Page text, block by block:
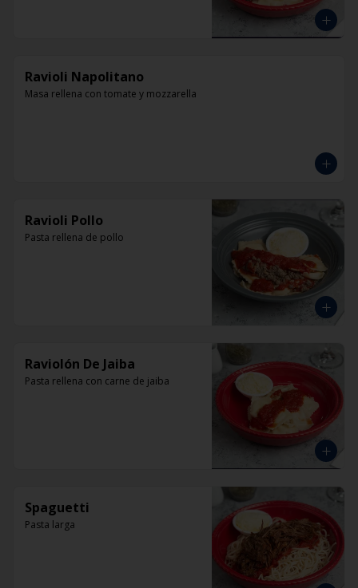
Ravioli Napolitano
Masa rellena con tomate y mozzarella
Ravioli Pollo
Pasta rellena de pollo
Raviolón De Jaiba
Pasta rellena con carne de jaiba
Spaguetti
Pasta larga